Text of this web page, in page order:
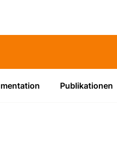
Publikationen